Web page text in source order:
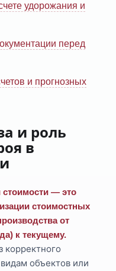
удорожания и
перед
и прогнозных
и роль
в
— это
стоимостных
от
к текущему.
корректного
объектов или